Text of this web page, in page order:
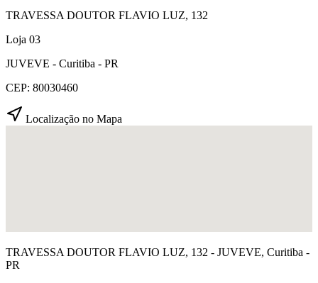
TRAVESSA DOUTOR FLAVIO LUZ, 132
Loja 03
JUVEVE - Curitiba - PR
CEP: 80030460
Localização no Mapa
TRAVESSA DOUTOR FLAVIO LUZ, 132 - JUVEVE, Curitiba -
PR